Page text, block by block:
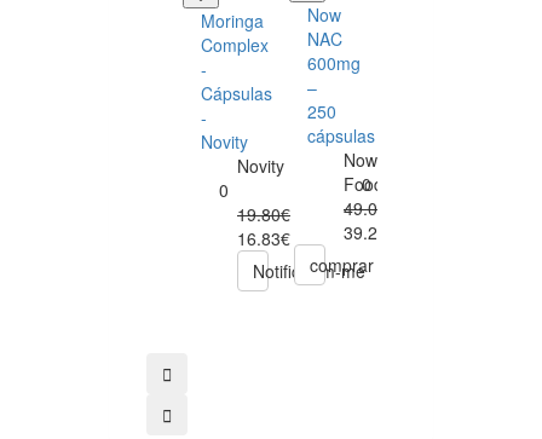
Moringa
Complex
-
Cápsulas
-
Novity
Novity
0
19.80€
16.83€
Notifiquem-me
Now
NAC
600mg
–
250
cápsulas
Now
Foods
0
49.00€
39.20€
comprar